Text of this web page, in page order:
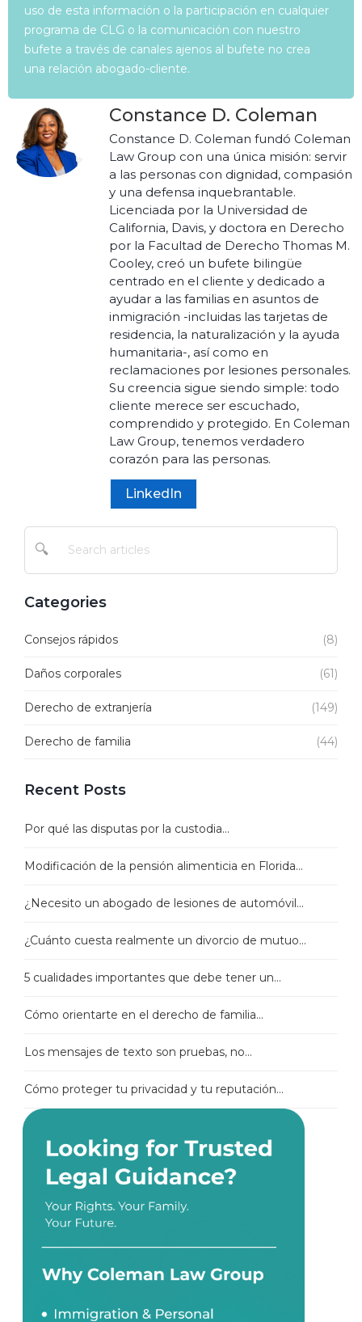
uso de esta información o la participación en cualquier
programa de CLG o la comunicación con nuestro
bufete a través de canales ajenos al bufete no crea
una relación abogado-cliente.
Constance D. Coleman
Constance D. Coleman fundó Coleman
Law Group con una única misión: servir
a las personas con dignidad, compasión
y una defensa inquebrantable.
Licenciada por la Universidad de
California, Davis, y doctora en Derecho
por la Facultad de Derecho Thomas M.
Cooley, creó un bufete bilingüe
centrado en el cliente y dedicado a
ayudar a las familias en asuntos de
inmigración -incluidas las tarjetas de
residencia, la naturalización y la ayuda
humanitaria-, así como en
reclamaciones por lesiones personales.
Su creencia sigue siendo simple: todo
cliente merece ser escuchado,
comprendido y protegido. En Coleman
Law Group, tenemos verdadero
corazón para las personas.
LinkedIn
🔍
Categories
Consejos rápidos (8)
Daños corporales (61)
Derecho de extranjería (149)
Derecho de familia (44)
Recent Posts
Por qué las disputas por la custodia...
Modificación de la pensión alimenticia en Florida...
¿Necesito un abogado de lesiones de automóvil...
¿Cuánto cuesta realmente un divorcio de mutuo...
5 cualidades importantes que debe tener un...
Cómo orientarte en el derecho de familia...
Los mensajes de texto son pruebas, no...
Cómo proteger tu privacidad y tu reputación...